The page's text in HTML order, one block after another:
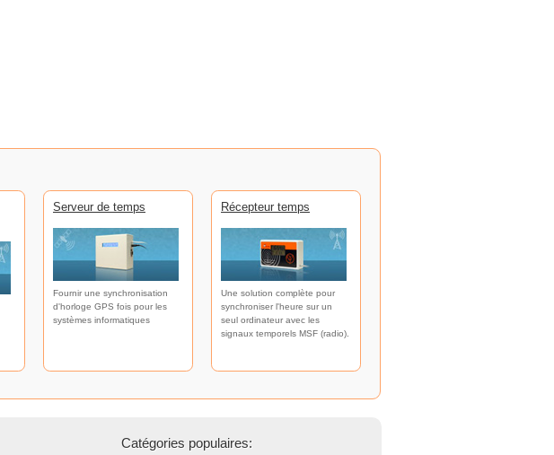
Serveur de temps
Fournir une synchronisation
d'horloge GPS fois pour les
systèmes informatiques
Récepteur temps
Une solution complète pour
synchroniser l'heure sur un
seul ordinateur avec les
signaux temporels MSF (radio).
Catégories populaires: